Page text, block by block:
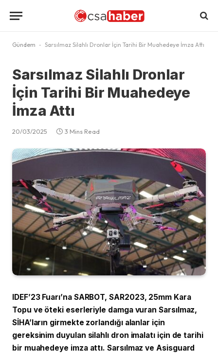
Gündem - Sarsılmaz Silahlı Dronlar İçin Tarihi Bir Muahedeye İmza Attı
Sarsılmaz Silahlı Dronlar
İçin Tarihi Bir Muahedeye
İmza Attı
20/03/2025 3 Mins Read
IDEF’23 Fuarı’na SARBOT, SAR2023, 25mm Kara
Topu ve öteki eserleriyle damga vuran Sarsılmaz,
SİHA’ların girmekte zorlandığı alanlar için
gereksinim duyulan silahlı dron imalatı için de tarihi
bir muahedeye imza attı. Sarsılmaz ve Asisguard